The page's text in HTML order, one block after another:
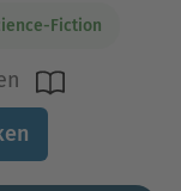
Fiction